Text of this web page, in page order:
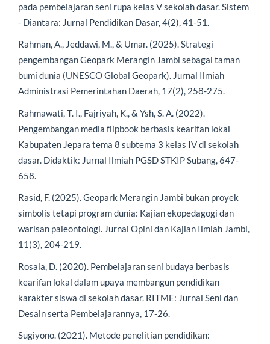
pada pembelajaran seni rupa kelas V sekolah dasar. Sistem
- Diantara: Jurnal Pendidikan Dasar, 4(2), 41-51.
Rahman, A., Jeddawi, M., & Umar. (2025). Strategi
pengembangan Geopark Merangin Jambi sebagai taman
bumi dunia (UNESCO Global Geopark). Jurnal Ilmiah
Administrasi Pemerintahan Daerah, 17(2), 258-275.
Rahmawati, T. I., Fajriyah, K., & Ysh, S. A. (2022).
Pengembangan media flipbook berbasis kearifan lokal
Kabupaten Jepara tema 8 subtema 3 kelas IV di sekolah
dasar. Didaktik: Jurnal Ilmiah PGSD STKIP Subang, 647-
658.
Rasid, F. (2025). Geopark Merangin Jambi bukan proyek
simbolis tetapi program dunia: Kajian ekopedagogi dan
warisan paleontologi. Jurnal Opini dan Kajian Ilmiah Jambi,
11(3), 204-219.
Rosala, D. (2020). Pembelajaran seni budaya berbasis
kearifan lokal dalam upaya membangun pendidikan
karakter siswa di sekolah dasar. RITME: Jurnal Seni dan
Desain serta Pembelajarannya, 17-26.
Sugiyono. (2021). Metode penelitian pendidikan: